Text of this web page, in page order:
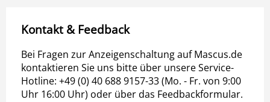
Kontakt & Feedback
Bei Fragen zur Anzeigenschaltung auf Mascus.de
kontaktieren Sie uns bitte über unsere Service-
Hotline: +49 (0) 40 688 9157-33 (Mo. - Fr. von 9:00
Uhr 16:00 Uhr) oder über das Feedbackformular.